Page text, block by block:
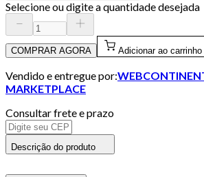
Selecione ou digite a quantidade desejada
COMPRAR AGORA Adicionar ao carrinho
Vendido e entregue por:
MARKETPLACE
Consultar frete e prazo
Descrição do produto